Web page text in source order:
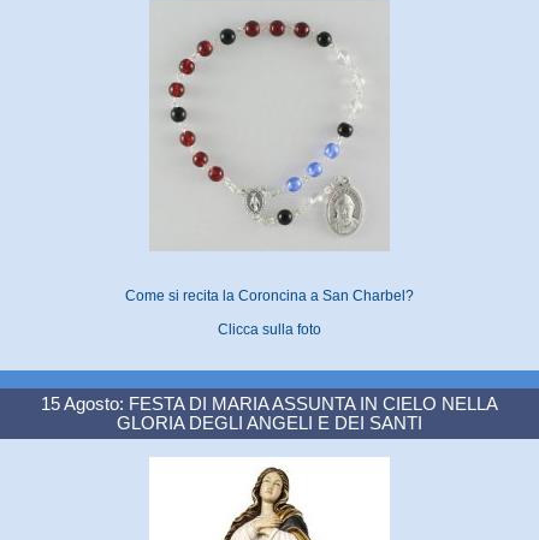
Come si recita la Coroncina a San Charbel?
Clicca sulla foto
15 Agosto: FESTA DI MARIA ASSUNTA IN CIELO NELLA
GLORIA DEGLI ANGELI E DEI SANTI